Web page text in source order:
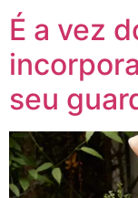
É a vez
seu